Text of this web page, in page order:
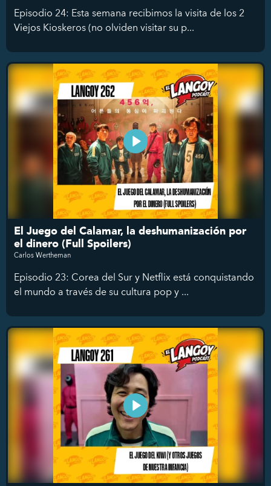
Episodio 24: Esta semana recibimos la visita de los 2
Viejos Kioskeros (no olviden visitar su p...
El Juego del Calamar, la deshumanización por
el dinero (Full Spoilers)
Carlos Wertheman
Episodio 23: Corea del Sur y Netflix está conquistando
el mundo a través de su cultura pop y ...